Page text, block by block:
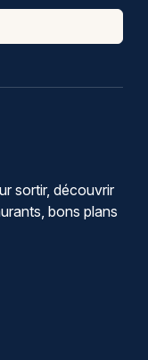
sortir, découvrir
bons plans